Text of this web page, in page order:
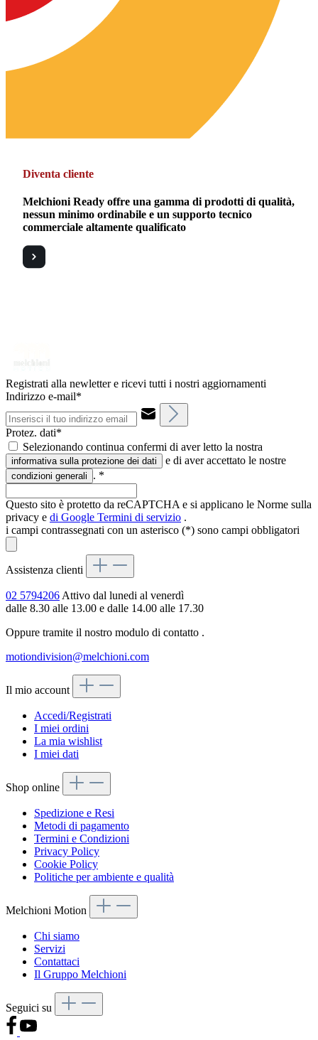
Diventa cliente
Melchioni Ready offre una gamma di prodotti di qualità,
nessun minimo ordinabile e un supporto tecnico
commerciale altamente qualificato
Registrati alla newletter e ricevi tutti i nostri aggiornamenti
Indirizzo e-mail*
Protez. dati*
Selezionando continua confermi di aver letto la nostra
informativa sulla protezione dei dati e di aver accettato le nostre
condizioni generali . *
Questo sito è protetto da reCAPTCHA e si applicano le Norme sulla
privacy e di Google Termini di servizio .
i campi contrassegnati con un asterisco (*) sono campi obbligatori
Assistenza clienti
02 5794206Attivo dal lunedi al venerdì
dalle 8.30 alle 13.00 e dalle 14.00 alle 17.30
Oppure tramite il nostro modulo di contatto .
motiondivision@melchioni.com
Il mio account
Accedi/Registrati
I miei ordini
La mia wishlist
I miei dati
Shop online
Spedizione e Resi
Metodi di pagamento
Termini e Condizioni
Privacy Policy
Cookie Policy
Politiche per ambiente e qualità
Melchioni Motion
Chi siamo
Servizi
Contattaci
Il Gruppo Melchioni
Seguici su